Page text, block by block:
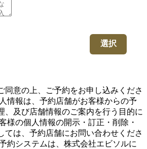
選択
同意の上、ご予約をお申し込みくださ
情報は、予約店舗がお客様からの予
、及び店舗情報のご案内を行う目的に
様の個人情報の開示・訂正・削除・
ては、予約店舗にお問い合わせくださ
約システムは、株式会社エビソルに